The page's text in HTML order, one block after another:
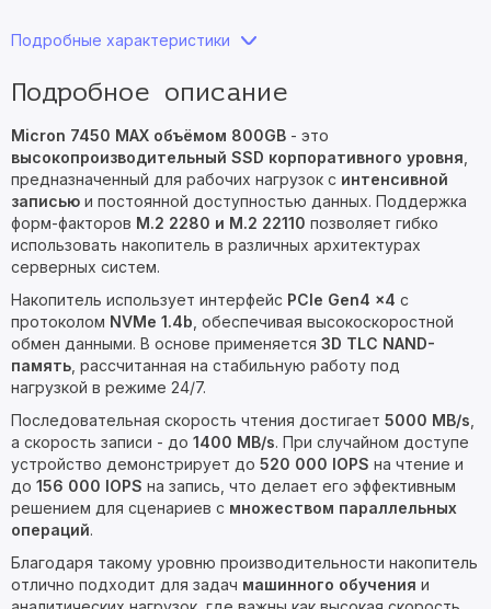
Подробные характеристики
Подробное описание
Micron 7450 MAX объёмом 800GB - это
высокопроизводительный SSD корпоративного уровня
предназначенный для рабочих нагрузок с интенсивной
записью и постоянной доступностью данных. Поддержка
форм-факторов M.2 2280 и M.2 22110 позволяет гибко
использовать накопитель в различных архитектурах
серверных систем.
Накопитель использует интерфейс PCIe Gen4 x4 с
протоколом NVMe 1.4b , обеспечивая высокоскоростной
обмен данными. В основе применяется 3D TLC NAND-
память , рассчитанная на стабильную работу под
нагрузкой в режиме 24/7.
Последовательная скорость чтения достигает 5000 MB/s
а скорость записи - до 1400 MB/s. При случайном доступе
устройство демонстрирует до 520 000 IOPS на чтение и
до 156 000 IOPS на запись, что делает его эффективным
решением для сценариев с множеством параллельных
операций.
Благодаря такому уровню производительности накопитель
отлично подходит для задач машинного обучения и